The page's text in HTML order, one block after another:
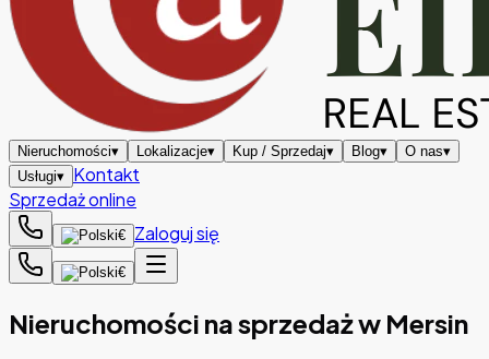
Nieruchomości▾ Lokalizacje▾ Kup / Sprzedaj▾ Blog▾ O nas▾
Usługi▾ Kontakt
Sprzedaż online
€ Zaloguj się
€
Nieruchomości na sprzedaż w Mersin